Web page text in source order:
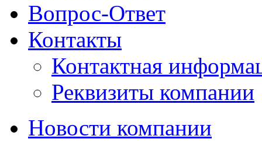
Вопрос-Ответ
Контакты
Контактная
Реквизиты компании
Новости компании